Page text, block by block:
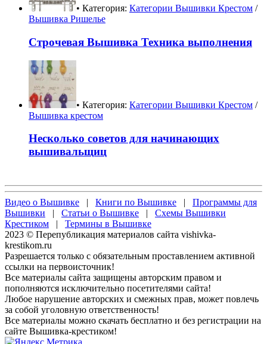
• Категория: Категории Вышивки Крестом /
Вышивка Ришелье
Строчевая Вышивка Техника выполнения
• Категория: Категории Вышивки Крестом /
Вышивка крестом
Несколько советов для начинающих
вышивальщиц
Видео о Вышивке | Книги по Вышивке | Программы для
Вышивки | Статьи о Вышивке | Схемы Вышивки
Крестиком | Термины в Вышивке
2023 © Перепубликация материалов сайта vishivka-
krestikom.ru
Разрешается только с обязательным проставлением активной
ссылки на первоисточник!
Все материалы сайта защищены авторским правом и
пополняются исключительно посетителями сайта!
Любое нарушение авторских и смежных прав, может повлечь
за собой уголовную ответственность!
Все материалы можно скачать бесплатно и без регистрации на
сайте Вышивка-крестиком!